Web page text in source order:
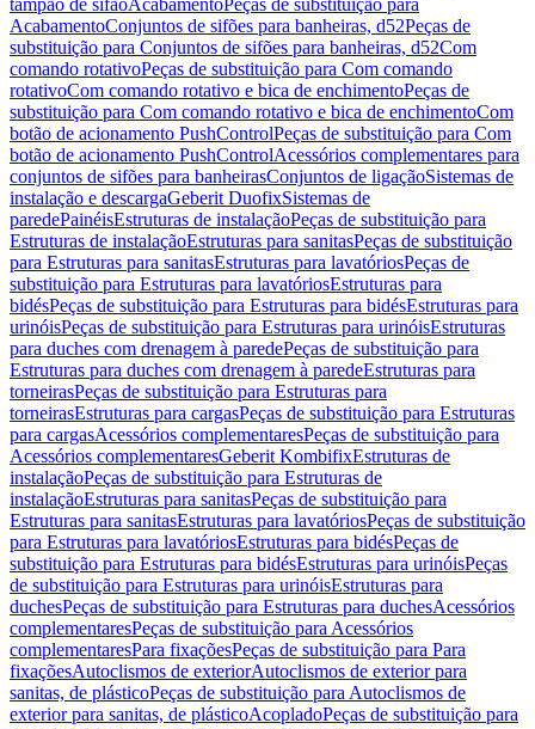
tampão de sifãoAcabamentoPeças de substituição para
AcabamentoConjuntos de sifões para banheiras, d52Peças de
substituição para Conjuntos de sifões para banheiras, d52Com
comando rotativoPeças de substituição para Com comando
rotativoCom comando rotativo e bica de enchimentoPeças de
substituição para Com comando rotativo e bica de enchimentoCom
botão de acionamento PushControlPeças de substituição para Com
botão de acionamento PushControlAcessórios complementares para
conjuntos de sifões para banheirasConjuntos de ligaçãoSistemas de
instalação e descargaGeberit DuofixSistemas de
paredePainéisEstruturas de instalaçãoPeças de substituição para
Estruturas de instalaçãoEstruturas para sanitasPeças de substituição
para Estruturas para sanitasEstruturas para lavatóriosPeças de
substituição para Estruturas para lavatóriosEstruturas para
bidésPeças de substituição para Estruturas para bidésEstruturas para
urinóisPeças de substituição para Estruturas para urinóisEstruturas
para duches com drenagem à paredePeças de substituição para
Estruturas para duches com drenagem à paredeEstruturas para
torneirasPeças de substituição para Estruturas para
torneirasEstruturas para cargasPeças de substituição para Estruturas
para cargasAcessórios complementaresPeças de substituição para
Acessórios complementaresGeberit KombifixEstruturas de
instalaçãoPeças de substituição para Estruturas de
instalaçãoEstruturas para sanitasPeças de substituição para
Estruturas para sanitasEstruturas para lavatóriosPeças de substituição
para Estruturas para lavatóriosEstruturas para bidésPeças de
substituição para Estruturas para bidésEstruturas para urinóisPeças
de substituição para Estruturas para urinóisEstruturas para
duchesPeças de substituição para Estruturas para duchesAcessórios
complementaresPeças de substituição para Acessórios
complementaresPara fixaçõesPeças de substituição para Para
fixaçõesAutoclismos de exteriorAutoclismos de exterior para
sanitas, de plásticoPeças de substituição para Autoclismos de
exterior para sanitas, de plásticoAcopladoPeças de substituição para